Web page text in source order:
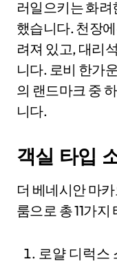
러일으키는 화
했습니다. 천장
려져 있고, 대리
니다. 로비 한가
의 랜드마크 중
니다.
객실 타입
더 베네시안 마
룸으로 총 11가
로얄 디럭스